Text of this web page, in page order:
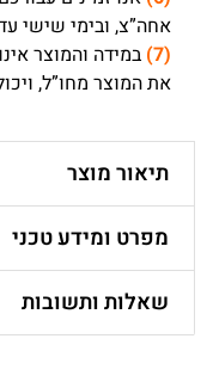
אחה”צ, ובימי שישי עד
(7)
במידה והמוצר
את המוצר מחו”ל, ויכול
תיאור מוצר
מפרט ומידע טכני
שאלות ותשובות